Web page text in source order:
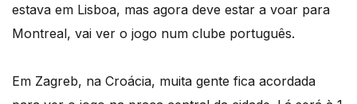
estava em Lisboa, mas agora deve estar a voar para
Montreal, vai ver o jogo num clube português.
Em Zagreb, na Croácia, muita gente fica acordada